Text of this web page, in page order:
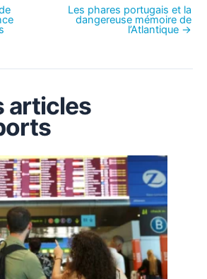
Les phares portugais et la
dangereuse mémoire de
l’Atlantique →
articles